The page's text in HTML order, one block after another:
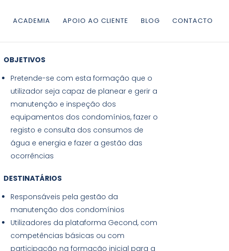
ACADEMIA APOIO AO CLIENTE BLOG CONTACTO
OBJETIVOS
Pretende-se com esta formação que o
utilizador seja capaz de planear e gerir a
manutenção e inspeção dos
equipamentos dos condomínios, fazer o
registo e consulta dos consumos de
água e energia e fazer a gestão das
ocorrências
DESTINATÁRIOS
Responsáveis pela gestão da
manutenção dos condomínios
Utilizadores da plataforma Gecond, com
competências básicas ou com
participação na formação inicial para a